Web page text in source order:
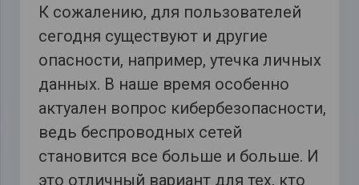
К сожалению, для пользователей
сегодня существуют и другие
опасности, например, утечка личных
данных. В наше время особенно
актуален вопрос кибербезопасности,
ведь беспроводных сетей
становится все больше и больше. И
это отличный вариант для тех, кто